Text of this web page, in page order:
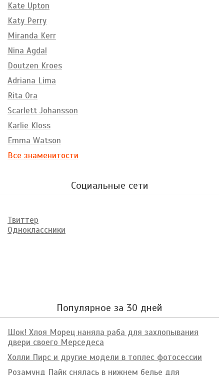
Kate Upton
Katy Perry
Miranda Kerr
Nina Agdal
Doutzen Kroes
Adriana Lima
Rita Ora
Scarlett Johansson
Karlie Kloss
Emma Watson
Все знаменитости
Социальные сети
Твиттер
Одноклассники
Популярное за 30 дней
Шок! Хлоя Морец наняла раба для захлопывания
двери своего Мерседеса
Холли Пирс и другие модели в топлес фотосессии
Розамунд Пайк снялась в нижнем белье для